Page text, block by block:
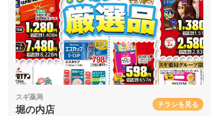
スギ薬局
堀の内店 チラシを見る